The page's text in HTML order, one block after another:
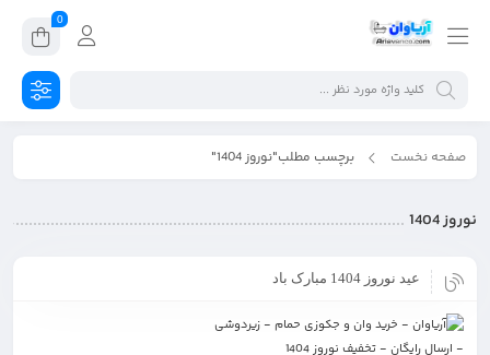
0
صفحه نخست برچسب مطلب"نوروز 1404"
نوروز 1404
عید نوروز 1404 مبارک باد